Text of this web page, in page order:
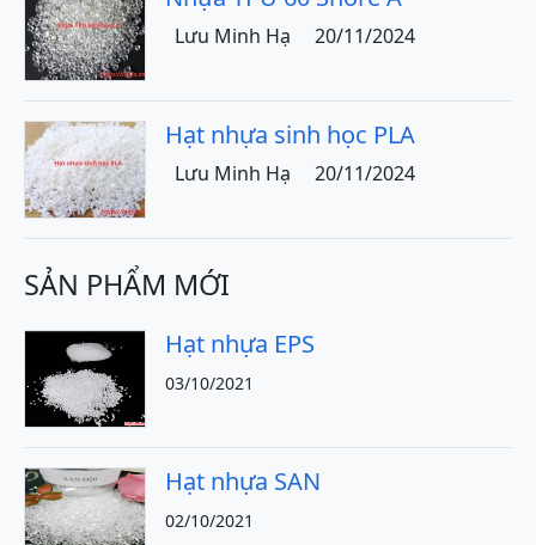
Lưu Minh Hạ 20/11/2024
Hạt nhựa sinh học PLA
Lưu Minh Hạ 20/11/2024
SẢN PHẨM MỚI
Hạt nhựa EPS
03/10/2021
Hạt nhựa SAN
02/10/2021